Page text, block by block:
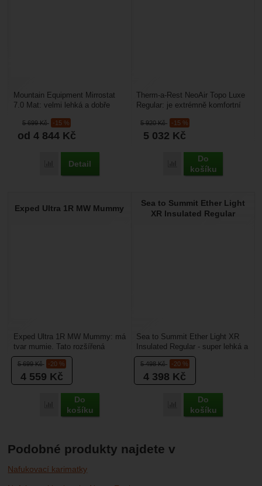
5 699Kč -15 %
od 4 844 Kč
Porovnat
Detail
Mountain Equipment Mirrostat
7.0 Mat: velmi lehká a dobře
která zabere...
5 920Kč -15 %
5 032 Kč
Porovnat
Do
košíku
Therm-a-Rest NeoAir Topo Luxe
Regular: je extrémně komfortní
pohodlné...
Exped Ultra 1R MW Mummy
5 699Kč -20 %
4 559 Kč
Porovnat
Do
košíku
Exped Ultra 1R MW Mummy: má
tvar mumie. Tato rozšířená
karimatka se hodí pro spaní v
letních měsící,...
Sea to Summit Ether Light
XR Insulated Regular
5 498Kč -20 %
4 398 Kč
Porovnat
Do
košíku
Sea to Summit Ether Light XR
Insulated Regular - super lehká a
pohodlná 10 cm tlustá
nafukovací karimatka....
Podobné produkty najdete v
Nafukovací karimatky